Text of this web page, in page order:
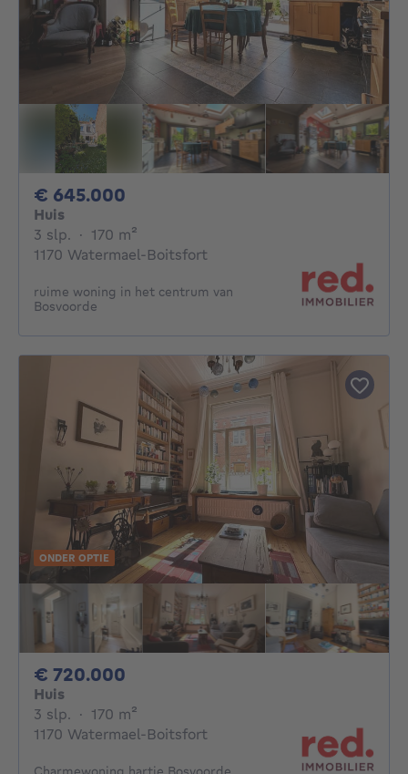
€ 645.000
Huis
3 slp. 3 slaapkamers
· 170 m²
1170 Watermael-Boitsfort
ruime woning in het centrum van
Bosvoorde
ONDER OPTIE
€ 720.000
Huis
3 slp. 3 slaapkamers
· 170 m²
1170 Watermael-Boitsfort